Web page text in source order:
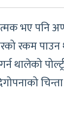
भए पनि
रकम
थालेको